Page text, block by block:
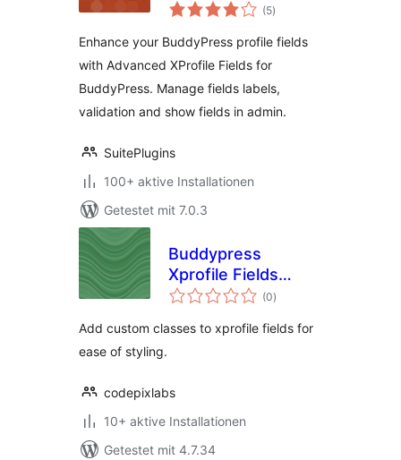
BuddyPress (5Bewertungen
insgesamt
)
Enhance your BuddyPress profile fields
with Advanced XProfile Fields for
BuddyPress. Manage fields labels,
validation and show fields in admin.
SuitePlugins
100+ aktive Installationen
Getestet mit 7.0.3
Buddypress
Xprofile Fields
Custom Css (0Bewertungen
insgesamt
)
Add custom classes to xprofile fields for
ease of styling.
codepixlabs
10+ aktive Installationen
Getestet mit 4.7.34